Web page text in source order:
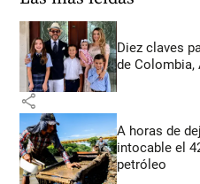
Diez claves
de Colombia,
share
A horas de
intocable el
petróleo